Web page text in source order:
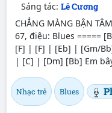
Sáng tác: Lê Cương
CHẲNG MÀNG BẬN
67, điệu: Blues =====
[F] | [F] | [Eb] | [Gm/
| [C] | [Dm] [Bb] Em
Nhạc trẻ Blues